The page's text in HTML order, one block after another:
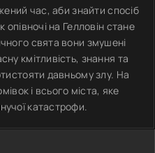
час, аби знайти спосіб
на Гелловін стане
свята вони змушені
кмітливість, знання та
давньому злу. На
і всього міста, яке
катастрофи.